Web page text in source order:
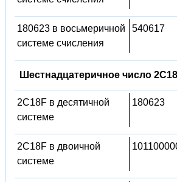
180623 в восьмеричной
системе счисления
540617
Шестнадцатеричное число
2C18F в десятичной
системе
180623
2C18F в двоичной
системе